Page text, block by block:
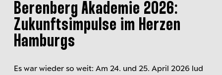
Berenberg Akademie 2026:
Zukunftsimpulse im Herzen
Hamburgs
Es war wieder so weit: Am 24. und 25. April 2026 lud